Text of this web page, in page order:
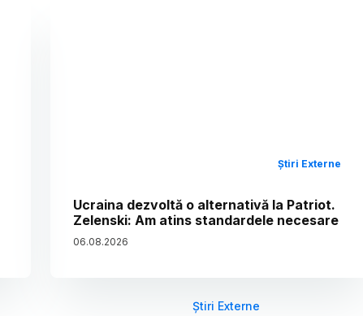
Știri Externe
Ucraina dezvoltă o alternativă la Patriot.
Zelenski: Am atins standardele necesare
06.08.2026
Știri Externe